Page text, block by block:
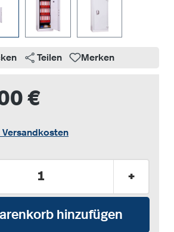
Teilen Merken
€
Versandkosten
+
hinzufügen